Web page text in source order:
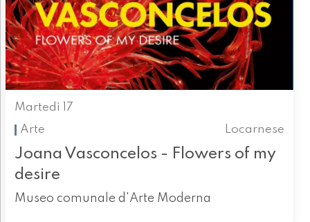
Martedì 17
Arte
Locarnese
Joana Vasconcelos - Flowers of my
desire
Museo comunale d'Arte Moderna